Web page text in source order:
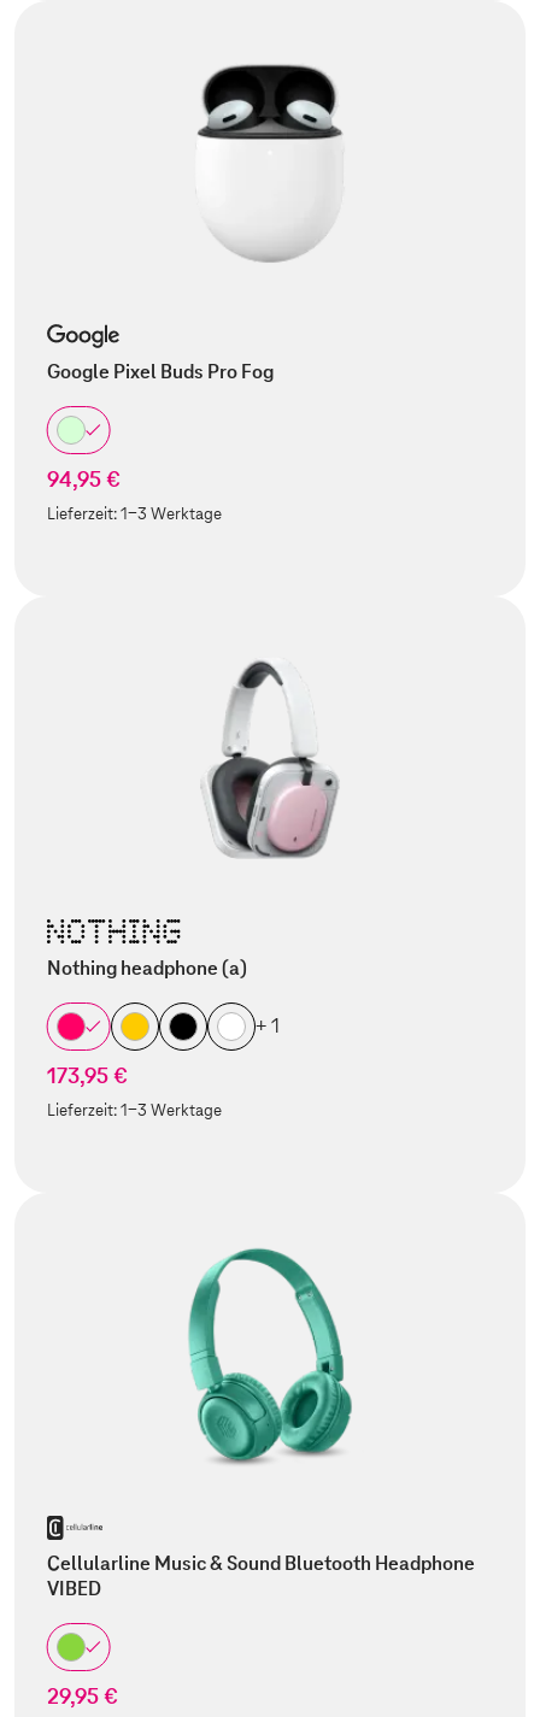
Google Pixel Buds Pro Fog
94,95 €
Lieferzeit:1-3 Werktage
Nothing headphone (a)
+ 1
173,95 €
Lieferzeit:1-3 Werktage
Cellularline Music & Sound Bluetooth Headphone
VIBED
29,95 €